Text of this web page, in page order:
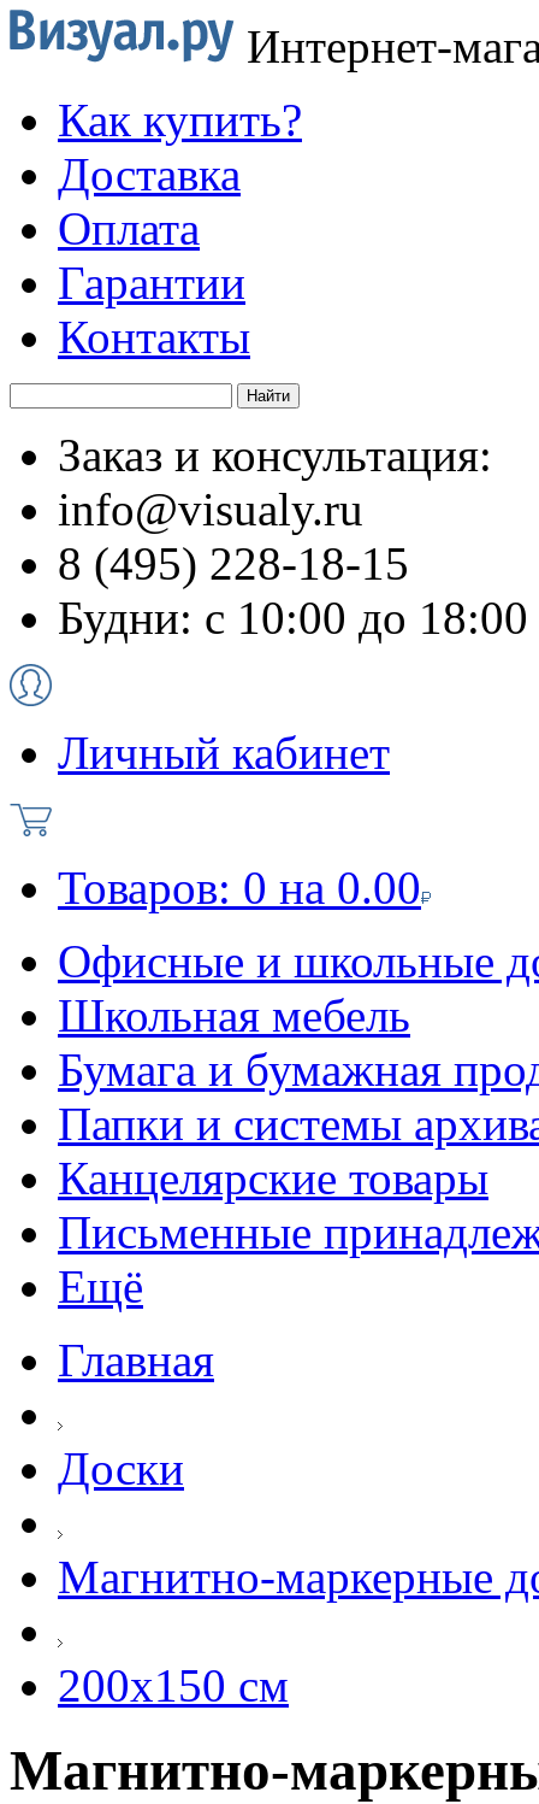
Интернет-
Как купить?
Доставка
Оплата
Гарантии
Контакты
Заказ и консультация:
info@visualy.ru
8 (495) 228-18-15
Будни: с 10:00 до 18:00
Личный кабинет
Товаров: 0 на 0.00
Офисные и школьные
Школьная мебель
Бумага и бумажная
Папки и системы
Канцелярские товары
Письменные
Ещё
Главная
Доски
Магнитно-маркерные
200х150 см
Магнитно-